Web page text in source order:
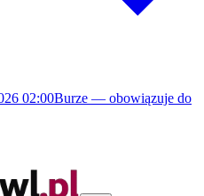
02:00Burze — obowiązuje do